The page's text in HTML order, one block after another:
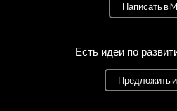
Написать в
Есть идеи по
Предложить